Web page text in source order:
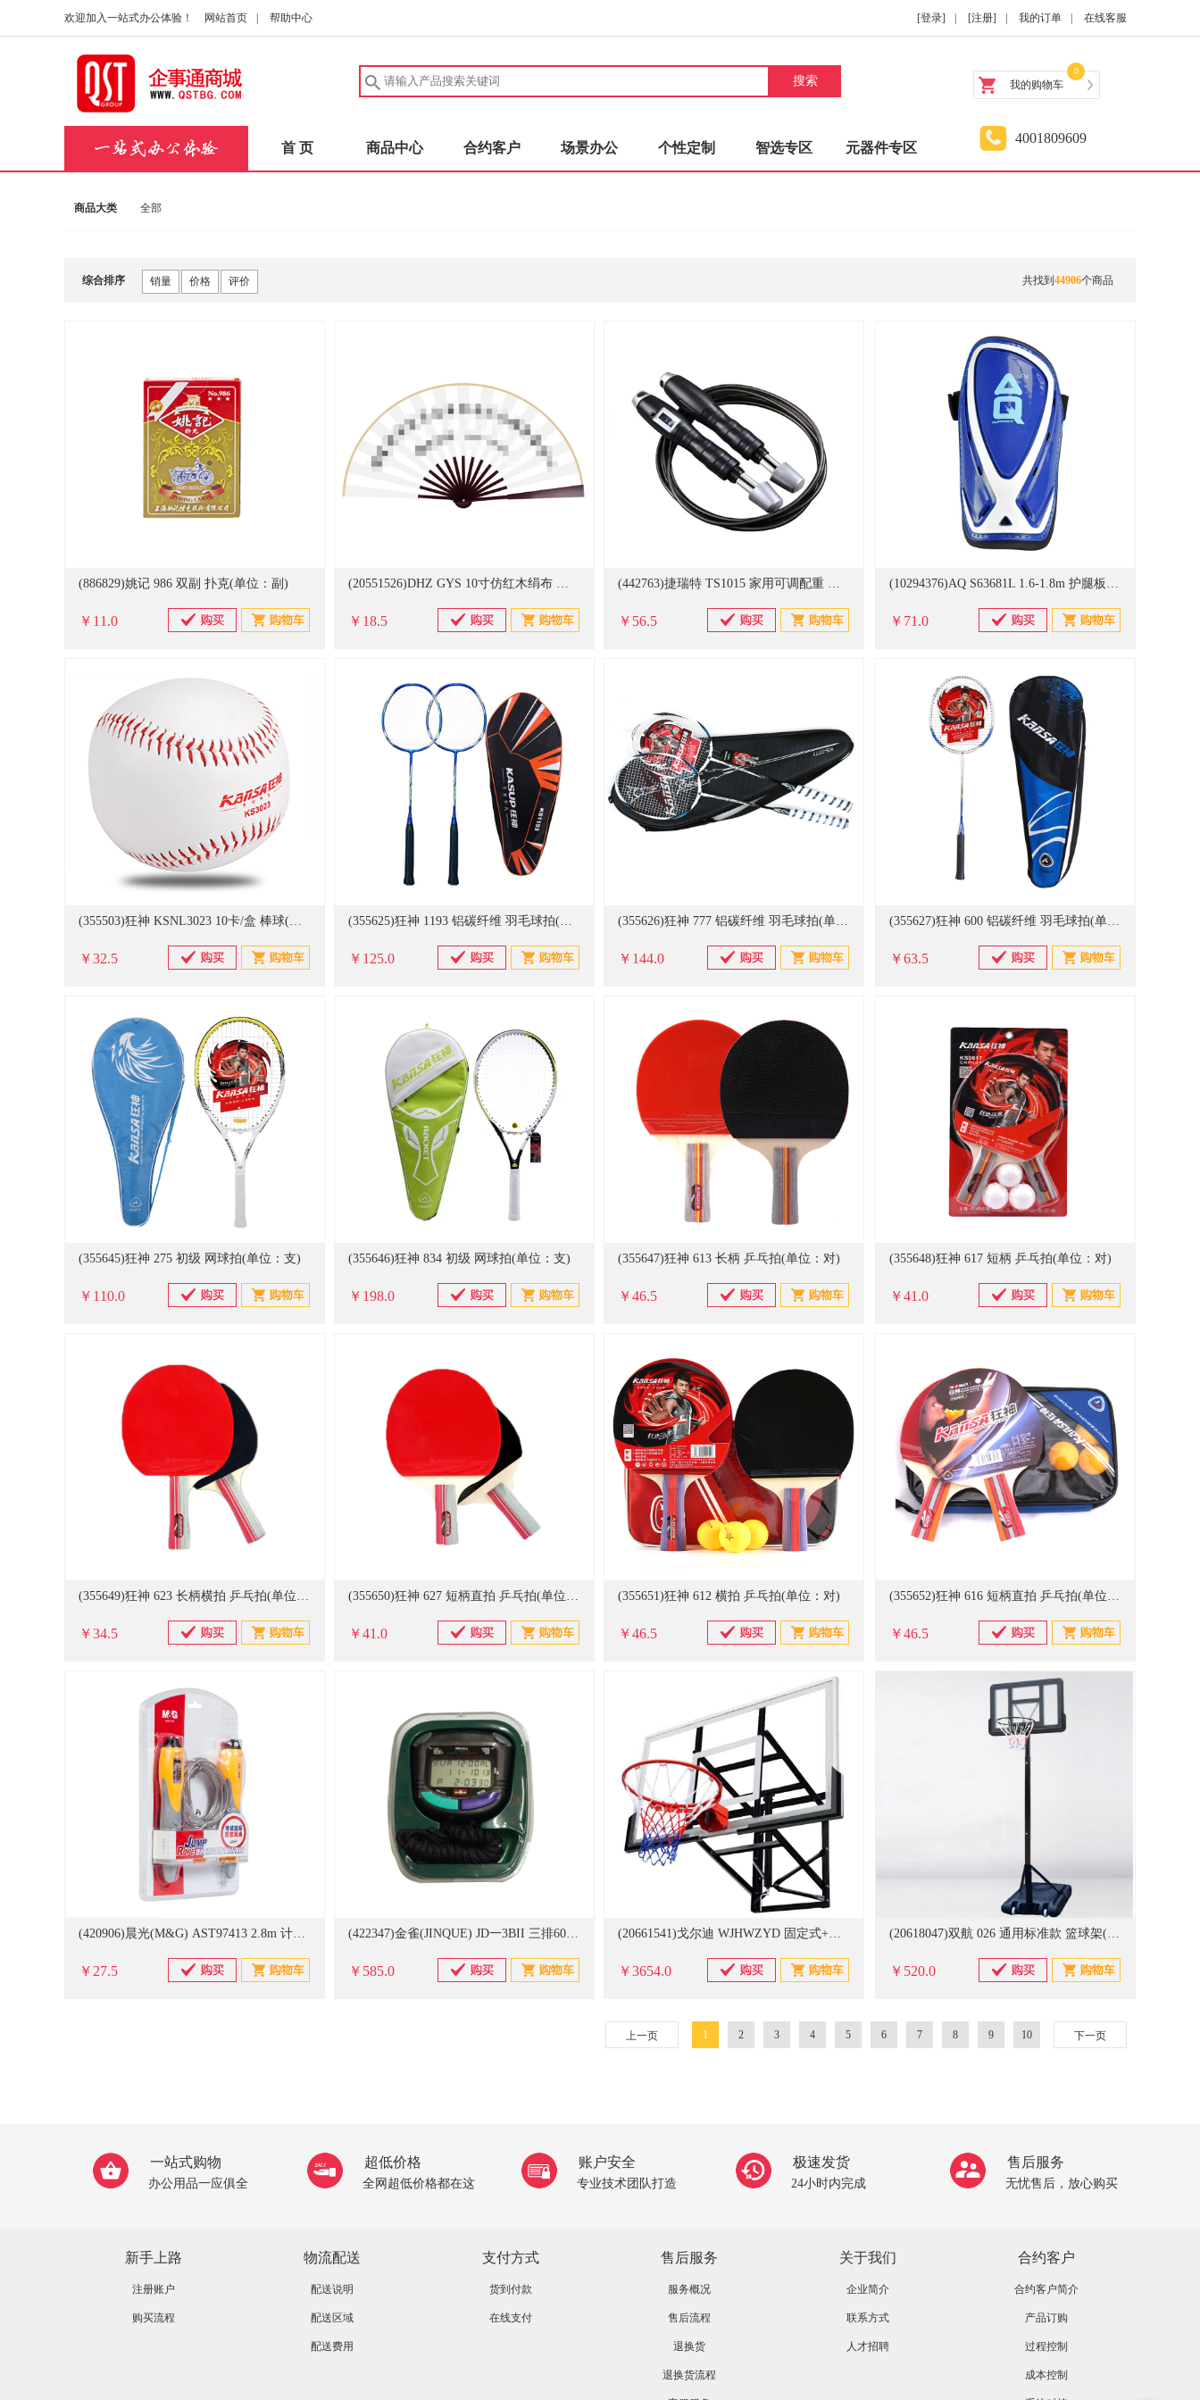
欢迎加入一站式办公体验！ 网站首页 帮助中心 [登录] [注册] 我的订单 在线客服
搜索 我的购物车
0
首 页 商品中心 合约客户 场景办公 个性定制 智选专区 元器件专区
4001809609
商品大类 全部
综合排序 销量 价格 评价 共找到 44906个商品
(886829)姚记 986 双副 扑克(单位：副)
￥11.0
(20551526)DHZ GYS 10寸仿红木绢布 折扇(单位：把)
￥18.5
(442763)捷瑞特 TS1015 家用可调配重 跳绳(单位：条)
￥56.5
(10294376)AQ S63681L 1.6-1.8m 护腿板(单位：双)
￥71.0
(355503)狂神 KSNL3023 10卡/盒 棒球(单位：卡)
￥32.5
(355625)狂神 1193 铝碳纤维 羽毛球拍(单位：副)
￥125.0
(355626)狂神 777 铝碳纤维 羽毛球拍(单位：副)
￥144.0
(355627)狂神 600 铝碳纤维 羽毛球拍(单位：个)
￥63.5
(355645)狂神 275 初级 网球拍(单位：支)
￥110.0
(355646)狂神 834 初级 网球拍(单位：支)
￥198.0
(355647)狂神 613 长柄 乒乓拍(单位：对)
￥46.5
(355648)狂神 617 短柄 乒乓拍(单位：对)
￥41.0
(355649)狂神 623 长柄横拍 乒乓拍(单位：对)
￥34.5
(355650)狂神 627 短柄直拍 乒乓拍(单位：对)
￥41.0
(355651)狂神 612 横拍 乒乓拍(单位：对)
￥46.5
(355652)狂神 616 短柄直拍 乒乓拍(单位：对)
￥46.5
(420906)晨光(M&G) AST97413 2.8m 计数钢丝跳绳(单位：根)
￥27.5
(422347)金雀(JINQUE) JD一3BII 三排60道 防水运动裁判秒表(单位：个)
￥585.0
(20661541)戈尔迪 WJHWZYD 固定式+钢化玻璃 篮球板架(单位：个)
￥3654.0
(20618047)双航 026 通用标准款 篮球架(单位：个)
￥520.0
上一页 1 2 3 4 5 6 7 8 9 10 下一页
一站式购物
办公用品一应俱全
超低价格
全网超低价格都在这
账户安全
专业技术团队打造
极速发货
24小时内完成
售后服务
无忧售后，放心购买
新手上路
注册账户
购买流程
物流配送
配送说明
配送区域
配送费用
支付方式
货到付款
在线支付
售后服务
服务概况
售后流程
退换货
退换货流程
关于我们
企业简介
联系方式
人才招聘
合约客户
合约客户简介
产品订购
过程控制
成本控制